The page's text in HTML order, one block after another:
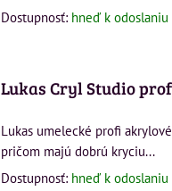
Dostupnosť: hneď k odoslaniu
Lukas Cryl Studio
Lukas umelecké profi
pričom majú dobrú kryciu...
Dostupnosť: hneď k odoslaniu